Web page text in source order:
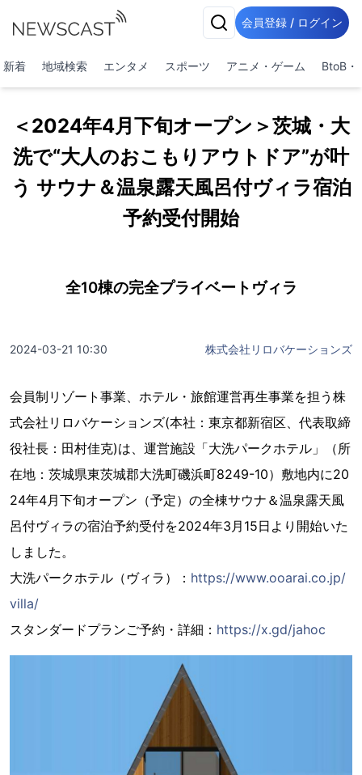
会員登録 / ログイン
新着 地域検索 エンタメ スポーツ アニメ・ゲーム BtoB・
＜2024年4月下旬オープン＞茨城・大
洗で“大人のおこもりアウトドア”が叶
う サウナ＆温泉露天風呂付ヴィラ宿泊
予約受付開始
全10棟の完全プライベートヴィラ
2024-03-21 10:30 株式会社リロバケーションズ
会員制リゾート事業、ホテル・旅館運営再生事業を担う株
式会社リロバケーションズ(本社：東京都新宿区、代表取締
役社長：田村佳克)は、運営施設「大洗パークホテル」（所
在地：茨城県東茨城郡大洗町磯浜町8249-10）敷地内に20
24年4月下旬オープン（予定）の全棟サウナ＆温泉露天風
呂付ヴィラの宿泊予約受付を2024年3月15日より開始いた
しました。
大洗パークホテル（ヴィラ）： https://www.ooarai.co.jp/
villa/
スタンダードプランご予約・詳細： https://x.gd/jahoc